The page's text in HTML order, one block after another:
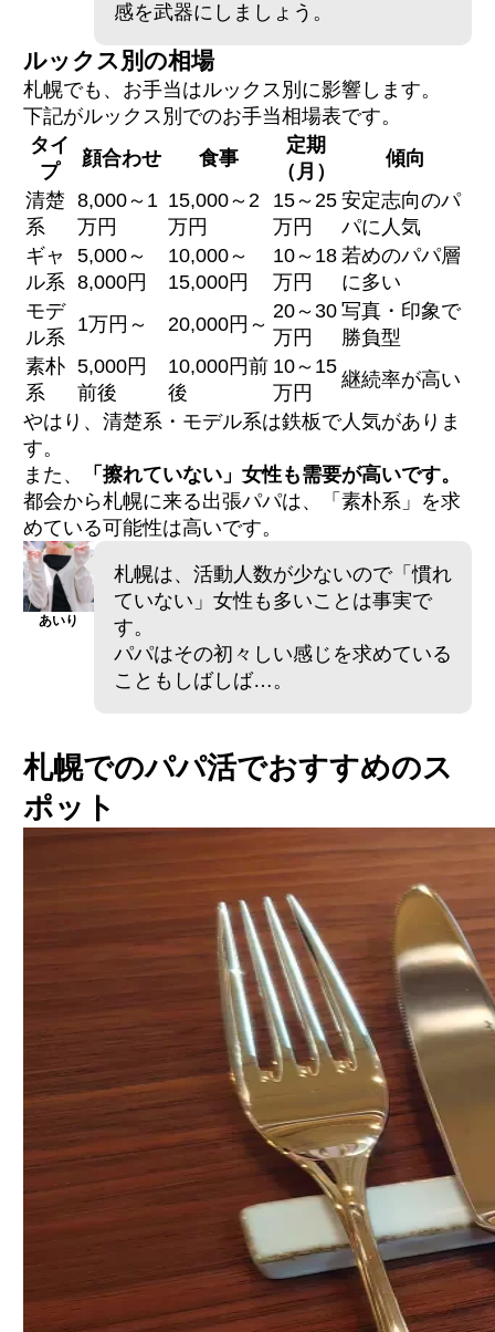
感を武器にしましょう。
ルックス別の相場
札幌でも、お手当はルックス別に影響します。
下記がルックス別でのお手当相場表です。
タイ
プ
顔合わせ 食事
定期
（月）
傾向
清楚
系
8,000～1
万円
15,000～2
万円
15～25
万円
安定志向のパ
パに人気
ギャ
ル系
5,000～
8,000円
10,000～
15,000円
10～18
万円
若めのパパ層
に多い
モデ
ル系
1万円～ 20,000円～
20～30
万円
写真・印象で
勝負型
素朴
系
5,000円
前後
10,000円前
後
10～15
万円
継続率が高い
やはり、清楚系・モデル系は鉄板で人気がありま
す。
また、
「擦れていない」女性も需要が高いです。
都会から札幌に来る出張パパは、「素朴系」を求
めている可能性は高いです。
あいり
札幌は、活動人数が少ないので「慣れ
ていない」女性も多いことは事実で
す。
パパはその初々しい感じを求めている
こともしばしば…。
札幌でのパパ活でおすすめのス
ポット